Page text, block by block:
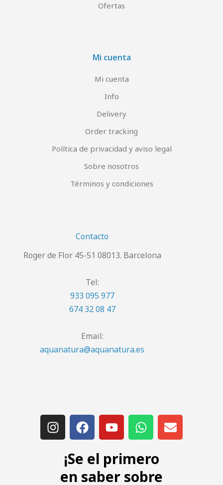
Ofertas
Mi cuenta
Mi cuenta
Info
Delivery
Order tracking
Política de privacidad y aviso legal
Sobre nosotros
Términos y condiciones
Contacto
Roger de Flor 45-51 08013. Barcelona
Tel:
933 095 977
674 32 08 47
Email:
aquanatura@aquanatura.es
¡Se el primero
en saber sobre